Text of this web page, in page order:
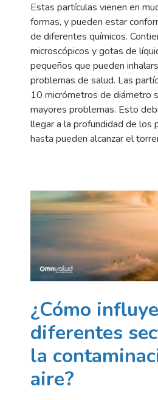
Estas partículas vienen en
formas, y pueden estar
de diferentes químicos.
microscópicos y gotas de
pequeños que pueden
problemas de salud. Las
10 micrómetros de diámetro
mayores problemas. Esto
llegar a la profundidad de los
hasta pueden alcanzar el
¿Cómo
diferentes
la
aire?